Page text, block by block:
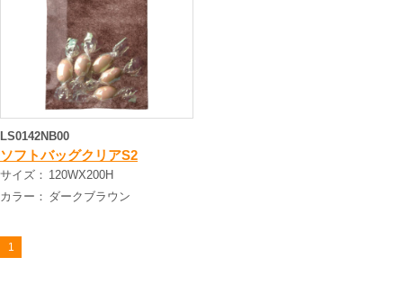
LS0142NB00
ソフトバッグクリアS2
サイズ： 120WX200H
カラー： ダークブラウン
1